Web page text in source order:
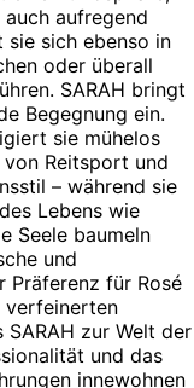
aufregend
sich ebenso in
oder überall
SARAH bringt
Begegnung ein.
sie mühelos
von Reitsport und
– während sie
Lebens wie
Seele baumeln
und
Präferenz für Rosé
verfeinerten
SARAH zur Welt der
und das
innewohnen